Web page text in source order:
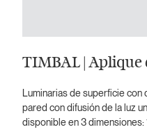
TIMBAL | Aplique
Luminarias de superficie
pared con difusión de la luz
disponible en 3 dimensiones: